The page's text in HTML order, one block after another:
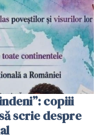
copiii
scrie despre